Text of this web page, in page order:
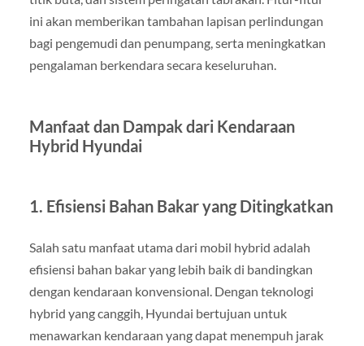
ini akan memberikan tambahan lapisan perlindungan
bagi pengemudi dan penumpang, serta meningkatkan
pengalaman berkendara secara keseluruhan.
Manfaat dan Dampak dari Kendaraan
Hybrid Hyundai
1. Efisiensi Bahan Bakar yang Ditingkatkan
Salah satu manfaat utama dari mobil hybrid adalah
efisiensi bahan bakar yang lebih baik di bandingkan
dengan kendaraan konvensional. Dengan teknologi
hybrid yang canggih, Hyundai bertujuan untuk
menawarkan kendaraan yang dapat menempuh jarak